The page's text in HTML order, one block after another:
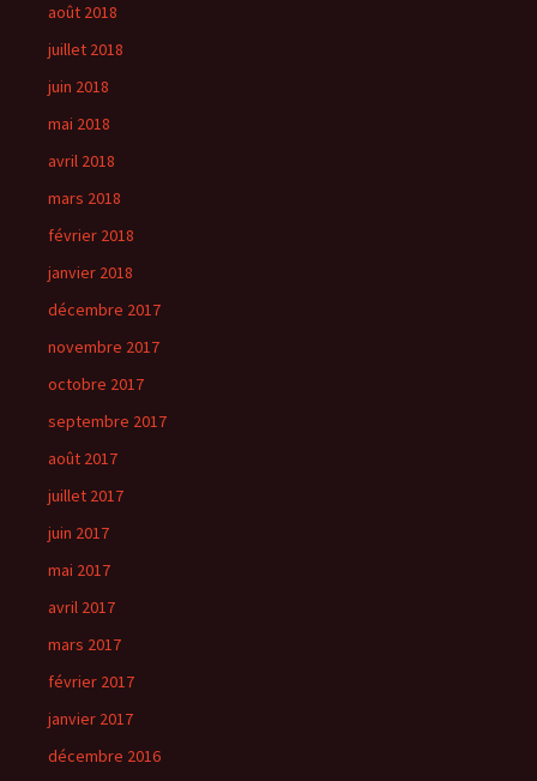
août 2018
juillet 2018
juin 2018
mai 2018
avril 2018
mars 2018
février 2018
janvier 2018
décembre 2017
novembre 2017
octobre 2017
septembre 2017
août 2017
juillet 2017
juin 2017
mai 2017
avril 2017
mars 2017
février 2017
janvier 2017
décembre 2016